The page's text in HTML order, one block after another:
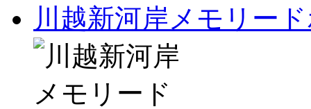
川越新河岸メモリー